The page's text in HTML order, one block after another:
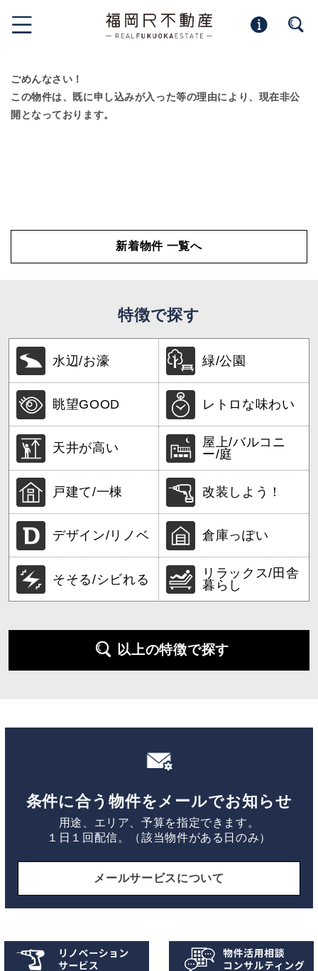
ごめんなさい！
この物件は、既に申し込みが入った等の理由により、現在非公
開となっております。
新着物件 一覧へ
特徴で探す
水辺/お濠 緑/公園
眺望GOOD レトロな味わい
天井が高い
屋上/バルコニ
ー/庭
戸建て/一棟 改装しよう！
デザイン/リノベ 倉庫っぽい
そそる/シビれる
リラックス/田舎
暮らし
以上の特徴で探す
条件に合う物件をメールでお知らせ
用途、エリア、予算を指定できます。
１日１回配信。（該当物件がある日のみ）
メールサービスについて